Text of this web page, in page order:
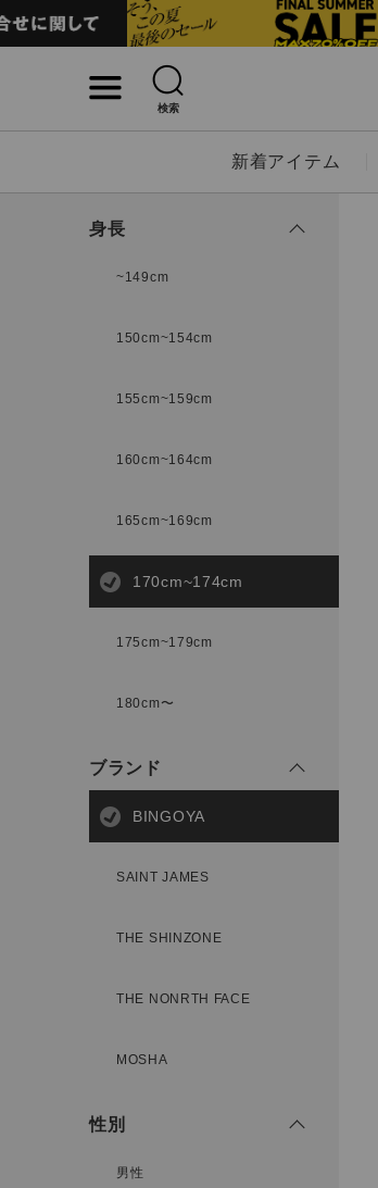
検索
新着アイテム
キーワード
身長
~149cm
150cm~154cm
155cm~159cm
160cm~164cm
165cm~169cm
170cm~174cm
175cm~179cm
180cm〜
ブランド
BINGOYA
SAINT JAMES
THE SHINZONE
THE NONRTH FACE
MOSHA
性別
男性